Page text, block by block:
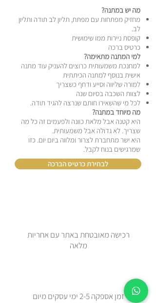
מה יש במתנה?
מחזיק מפתחות עם מפתח, תליון לב תודה ותליון
לב.
קופסת ניירות ממו שימושית
כרטיס ברכה
למי המתנה מתאימה?
למחנכת משמעותית כרוצים להעניק עוד מתנה
אישית בנוסף למתנה הכיתתית
למורה שליווה וסייע ודחף כשצריך
לצוות השכבה בסיום שנה
לכל מי שהשאירו חותם שנרצה להגיד תודה.
מה מיוחד במתנה?
היא קטנה אבל מלאת כוונה ולפעמים זה כל מה
שצריך. לא גדולה אבל משמעותית.
היא ישר מתחברת לצרור ומלווה ביום יום. כזו
שמרגישים בנוח לקבל.
לבחירת כרטיס הברכה
רכישה מאובטחת באתר עם אחריות
מלאה
זמן אספקה 2-5 ימי עסקים מיום